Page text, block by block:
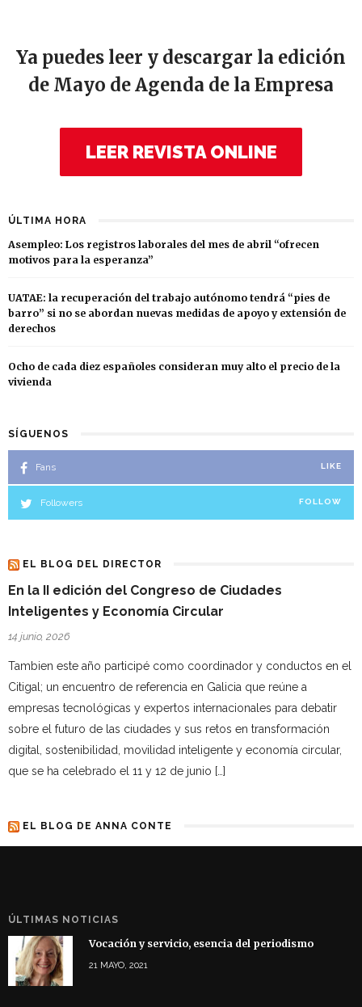
Ya puedes leer y descargar la edición
de Mayo de Agenda de la Empresa
LEER REVISTA ONLINE
ÚLTIMA HORA
Asempleo: Los registros laborales del mes de abril “ofrecen
motivos para la esperanza”
UATAE: la recuperación del trabajo autónomo tendrá “pies de
barro” si no se abordan nuevas medidas de apoyo y extensión de
derechos
Ocho de cada diez españoles consideran muy alto el precio de la
vivienda
SÍGUENOS
Fans LIKE
Followers FOLLOW
EL BLOG DEL DIRECTOR
En la II edición del Congreso de Ciudades
Inteligentes y Economía Circular
14 junio, 2026
Tambien este año participé como coordinador y conductos en el
Citigal; un encuentro de referencia en Galicia que reúne a
empresas tecnológicas y expertos internacionales para debatir
sobre el futuro de las ciudades y sus retos en transformación
digital, sostenibilidad, movilidad inteligente y economía circular,
que se ha celebrado el 11 y 12 de junio […]
EL BLOG DE ANNA CONTE
ÚLTIMAS NOTICIAS
Vocación y servicio, esencia del periodismo
21 MAYO, 2021